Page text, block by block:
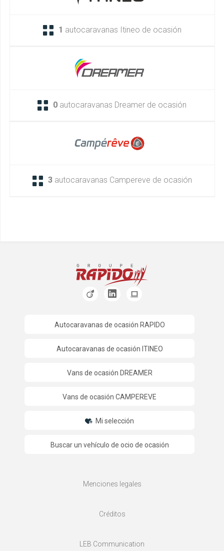
1 autocaravanas Itineo de ocasión
0 autocaravanas Dreamer de ocasión
3autocaravanas Campereve de ocasión
Autocaravanas de ocasión RAPIDO
Autocaravanas de ocasión ITINEO
Vans de ocasión DREAMER
Vans de ocasión CAMPEREVE
Mi selección
Buscar un vehículo de ocio de ocasión
Menciones legales
Créditos
LEB Communication